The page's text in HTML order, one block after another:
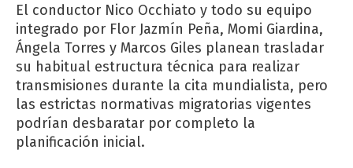
El conductor Nico Occhiato y todo su equipo
integrado por Flor Jazmín Peña, Momi Giardina,
Ángela Torres y Marcos Giles planean trasladar
su habitual estructura técnica para realizar
transmisiones durante la cita mundialista, pero
las estrictas normativas migratorias vigentes
podrían desbaratar por completo la
planificación inicial.